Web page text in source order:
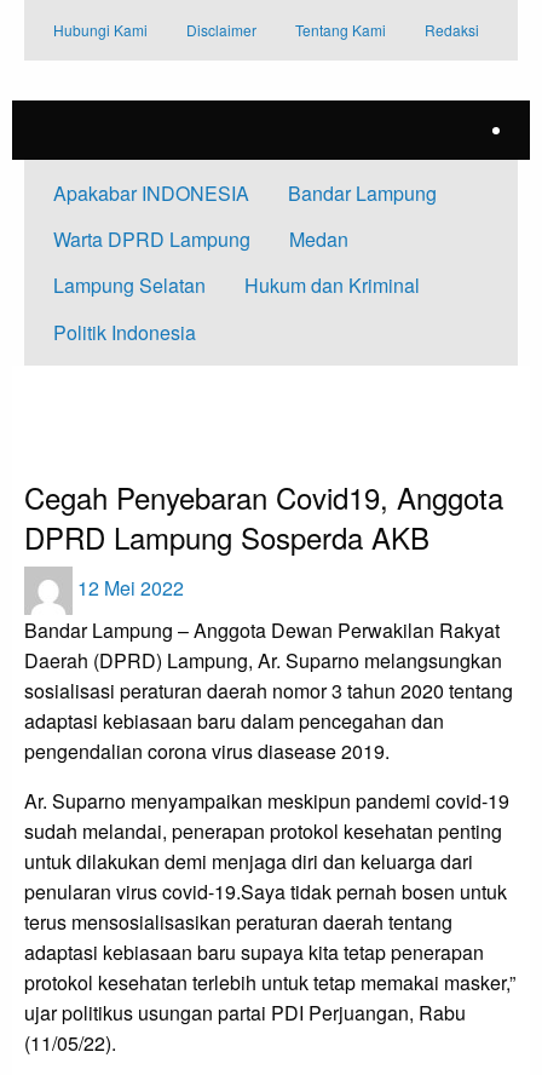
Hubungi Kami Disclaimer Tentang Kami Redaksi
Apakabar INDONESIA
Bandar Lampung
Warta DPRD Lampung
Medan
Lampung Selatan
Hukum dan Kriminal
Politik Indonesia
Cegah Penyebaran Covid19, Anggota
DPRD Lampung Sosperda AKB
Posted
12 Mei 2022
Bandar Lampung – Anggota Dewan Perwakilan Rakyat
Daerah (DPRD) Lampung, Ar. Suparno melangsungkan
sosialisasi peraturan daerah nomor 3 tahun 2020 tentang
adaptasi kebiasaan baru dalam pencegahan dan
pengendalian corona virus diasease 2019.
Ar. Suparno menyampaikan meskipun pandemi covid-19
sudah melandai, penerapan protokol kesehatan penting
untuk dilakukan demi menjaga diri dan keluarga dari
penularan virus covid-19.Saya tidak pernah bosen untuk
terus mensosialisasikan peraturan daerah tentang
adaptasi kebiasaan baru supaya kita tetap penerapan
protokol kesehatan terlebih untuk tetap memakai masker,”
ujar politikus usungan partai PDI Perjuangan, Rabu
(11/05/22).